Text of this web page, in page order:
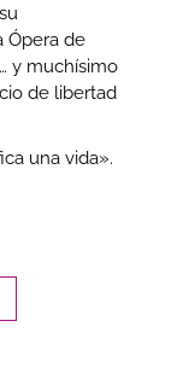
Ópera de
y muchísimo
de libertad
una vida».